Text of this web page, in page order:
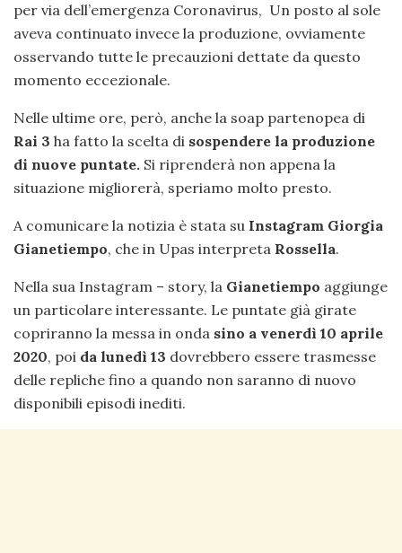
per via dell’emergenza Coronavirus, Un posto al sole
aveva continuato invece la produzione, ovviamente
osservando tutte le precauzioni dettate da questo
momento eccezionale.
Nelle ultime ore, però, anche la soap partenopea di
Rai 3 ha fatto la scelta di sospendere la produzione
di nuove puntate. Si riprenderà non appena la
situazione migliorerà, speriamo molto presto.
A comunicare la notizia è stata su Instagram Giorgia
Gianetiempo, che in Upas interpreta Rossella.
Nella sua Instagram – story, la Gianetiempo aggiunge
un particolare interessante. Le puntate già girate
copriranno la messa in onda sino a venerdì 10 aprile
2020, poi da lunedì 13 dovrebbero essere trasmesse
delle repliche fino a quando non saranno di nuovo
disponibili episodi inediti.